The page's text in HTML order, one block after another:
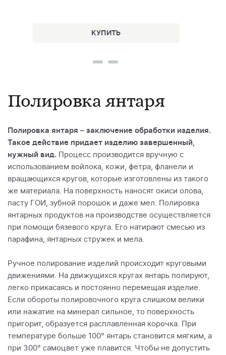
Полировка янтаря
Полировка янтаря – заключение обработки изделия.
Такое действие придает изделию завершенный,
нужный вид. Процесс производится вручную с
использованием войлока, кожи, фетра, фланели и
вращающихся кругов, которые изготовлены из такого
же материала. На поверхность наносят окиси олова,
пасту ГОИ, зубной порошок и даже мел. Полировка
янтарных продуктов на производстве осуществляется
при помощи бязевого круга. Его натирают смесью из
парафина, янтарных стружек и мела.
Ручное полирование изделий происходит круговыми
движениями. На движущихся кругах янтарь полируют,
легко прикасаясь и постоянно перемещая изделие.
Если обороты полировочного круга слишком велики
или нажатие на минерал сильное, то поверхность
пригорит, образуется расплавленная корочка. При
температуре больше 100° янтарь становится мягким, а
при 300° самоцвет уже плавится. Чтобы не допустить